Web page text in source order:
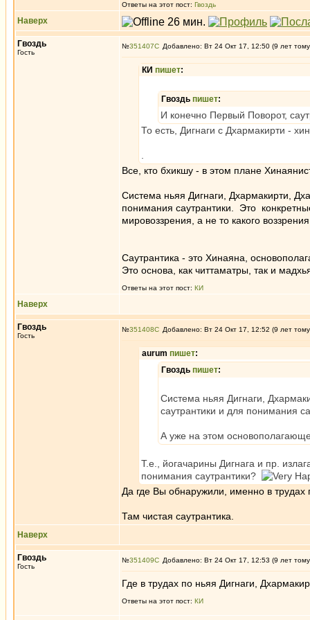
Ответы на этот пост: Гвоздь
Наверх
Гвоздь
Гость
№351407 Добавлено: Вт 24 Окт 17, 12:50 (9 лет
КИ пишет:
Гвоздь пишет:
И конечно Первый Поворот,
То есть, Дигнаги с Дхармакирти -
Все, кто бхикшу - в этом плане
Система ньяя Дигнаги, Дхармакирти,
понимания саутрантики. Это
мировоззрения, а не то какого
Саутрантика - это Хинаяна,
Это основа, как читтаматры, так и
Ответы на этот пост: КИ
Наверх
Гвоздь
Гость
№351408 Добавлено: Вт 24 Окт 17, 12:52 (9 лет
aurum пишет:
Гвоздь пишет:
Система ньяя Дигнаги,
саутрантики и для понимания
А уже на этом
Т.е., йогачарины Дигнага и пр.
понимания саутрантики?
Да где Вы обнаружили, именно в
Там чистая саутрантика.
Наверх
Гвоздь
Гость
№351409 Добавлено: Вт 24 Окт 17, 12:53 (9 лет
Где в трудах по ньяя Дигнаги,
Ответы на этот пост: КИ